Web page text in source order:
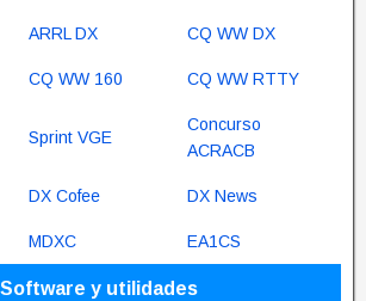
ARRL DX CQ WW DX
CQ WW 160 CQ WW RTTY
Sprint VGE
Concurso
ACRACB
DX Cofee DX News
MDXC EA1CS
Software y utilidades